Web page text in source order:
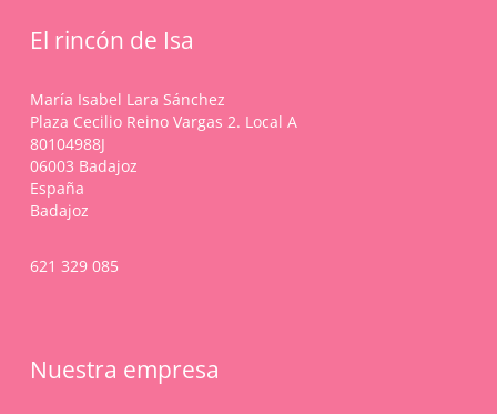
El rincón de Isa
María Isabel Lara Sánchez
Plaza Cecilio Reino Vargas 2. Local A
80104988J
06003 Badajoz
España
Badajoz
621 329 085
Nuestra empresa